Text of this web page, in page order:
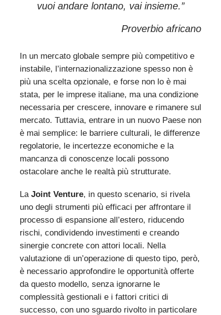
vuoi andare lontano, vai insieme.”
Proverbio africano
In un mercato globale sempre più competitivo e
instabile, l’internazionalizzazione spesso non è
più una scelta opzionale, e forse non lo è mai
stata, per le imprese italiane, ma una condizione
necessaria per crescere, innovare e rimanere sul
mercato. Tuttavia, entrare in un nuovo Paese non
è mai semplice: le barriere culturali, le differenze
regolatorie, le incertezze economiche e la
mancanza di conoscenze locali possono
ostacolare anche le realtà più strutturate.
La Joint Venture, in questo scenario, si rivela
uno degli strumenti più efficaci per affrontare il
processo di espansione all’estero, riducendo
rischi, condividendo investimenti e creando
sinergie concrete con attori locali. Nella
valutazione di un’operazione di questo tipo, però,
è necessario approfondire le opportunità offerte
da questo modello, senza ignorarne le
complessità gestionali e i fattori critici di
successo, con uno sguardo rivolto in particolare